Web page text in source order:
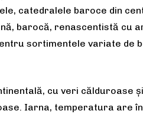
catedralele baroce din
barocă, renascentistă cu
sortimentele variate de
cu veri călduroase
Iarna, temperatura are